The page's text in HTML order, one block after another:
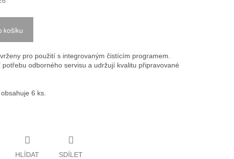
košíku
pro použití s integrovaným čistícím programem.
odborného servisu a udržují kvalitu připravované
6 ks.
HLÍDAT SDÍLET